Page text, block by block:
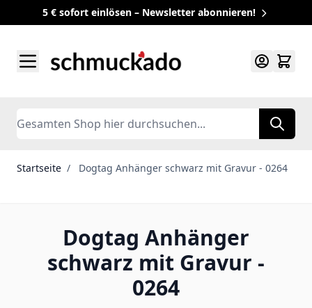
5 € sofort einlösen – Newsletter abonnieren!
Search
Startseite / Dogtag Anhänger schwarz mit Gravur - 0264
Dogtag Anhänger
schwarz mit Gravur -
0264